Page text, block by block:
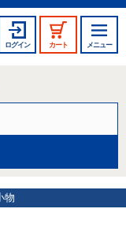
ログイン カート メニュー
物